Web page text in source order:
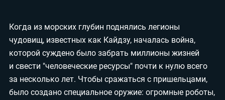
Когда из морских глубин поднялись легионы
чудовищ, известных как Кайдзу, началась война,
которой суждено было забрать миллионы жизней
и свести "человеческие ресурсы" почти к нулю всего
за несколько лет. Чтобы сражаться с пришельцами,
было создано специальное оружие: огромные роботы,